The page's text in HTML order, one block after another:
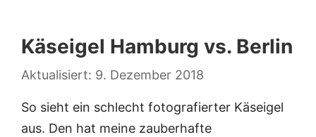
Käseigel Hamburg vs. Berlin
9. Dezember 2018
So sieht ein schlecht fotografierter Käseigel
aus. Den hat meine zauberhafte